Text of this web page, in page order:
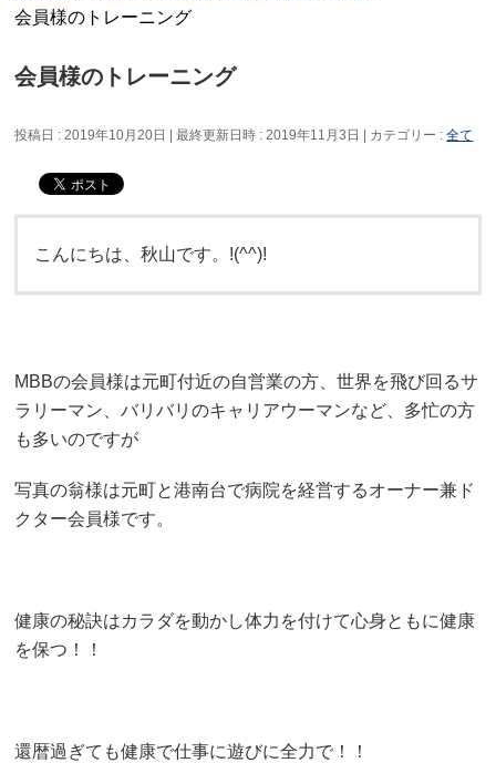
会員様のトレーニング
会員様のトレーニング
投稿日 : 2019年10月20日 最終更新日時 : 2019年11月3日 カテゴリー :全て
こんにちは、秋山です。!(^^)!
MBBの会員様は元町付近の自営業の方、世界を飛び回るサ
ラリーマン、バリバリのキャリアウーマンなど、多忙の方
も多いのですが
写真の翁様は元町と港南台で病院を経営するオーナー兼ド
クター会員様です。
健康の秘訣はカラダを動かし体力を付けて心身ともに健康
を保つ！！
還暦過ぎても健康で仕事に遊びに全力で！！